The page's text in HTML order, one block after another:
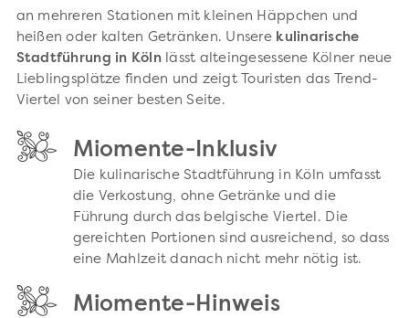
an mehreren Stationen mit kleinen Häppchen und
heißen oder kalten Getränken. Unsere kulinarische
Stadtführung in Kölnlässt alteingesessene Kölner neue
Lieblingsplätze finden und zeigt Touristen das Trend-
Viertel von seiner besten Seite.
Miomente-Inklusiv
Die kulinarische Stadtführung in Köln umfasst
die Verkostung, ohne Getränke und die
Führung durch das belgische Viertel. Die
gereichten Portionen sind ausreichend, so dass
eine Mahlzeit danach nicht mehr nötig ist.
Miomente-Hinweis